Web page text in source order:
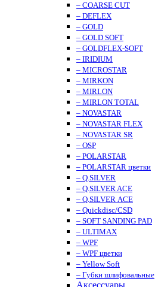
– COARSE CUT
– DEFLEX
– GOLD
– GOLD SOFT
– GOLDFLEX-SOFT
– IRIDIUM
– MICROSTAR
– MIRKON
– MIRLON
– MIRLON TOTAL
– NOVASTAR
– NOVASTAR FLEX
– NOVASTAR SR
– OSP
– POLARSTAR
– POLARSTAR цветки
– Q.SILVER
– Q.SILVER ACE
– Q.SILVER ACE
– Quickdisc/CSD
– SOFT SANDING PAD
– ULTIMAX
– WPF
– WPF цветки
– Yellow Soft
– Губки шлифовальные
Аксессуары